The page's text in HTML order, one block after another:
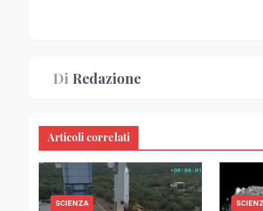
Di Redazione
Articoli correlati
SCIENZA